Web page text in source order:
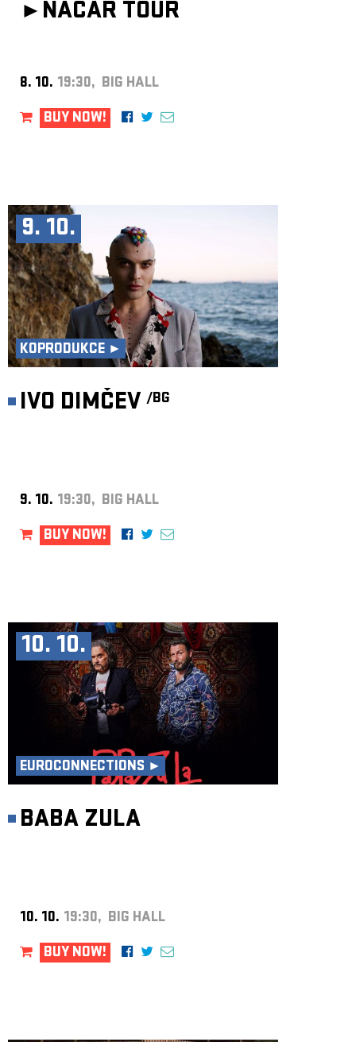
► NACAR TOUR
8. 10. 19:30, BIG HALL
BUY NOW!
9. 10.
KOPRODUKCE ►
IVO DIMČEV /BG
9. 10. 19:30, BIG HALL
BUY NOW!
10. 10.
EUROCONNECTIONS ►
BABA ZULA
10. 10. 19:30, BIG HALL
BUY NOW!